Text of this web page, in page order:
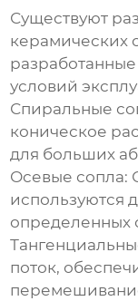
Существуют
керамических
условий
Спиральные
коническое
для больших
Осевые сопла:
используются
определенных
поток,